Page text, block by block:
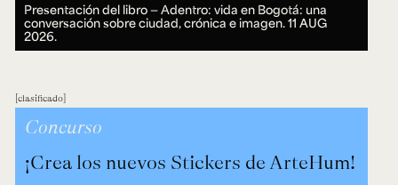
Presentación del libro — Adentro: vida en Bogotá: una
conversación sobre ciudad, crónica e imagen.11 AUG
2026.
clasificado
Concurso
¡Crea los nuevos Stickers de ArteHum!